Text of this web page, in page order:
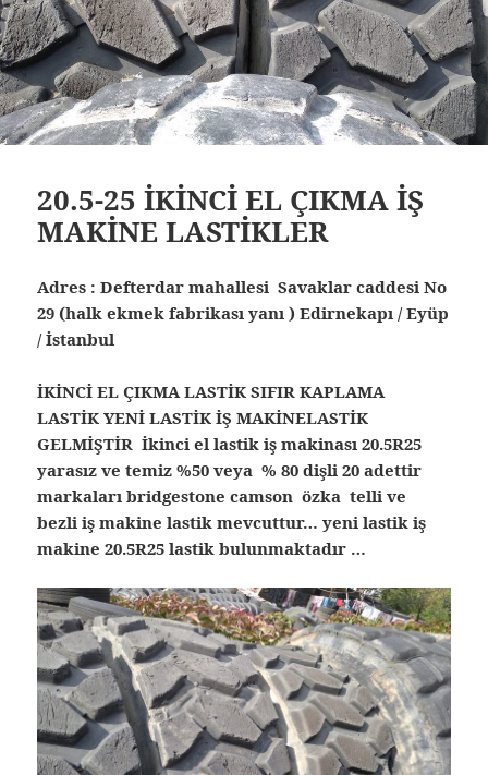
20.5-25 İKİNCİ EL ÇIKMA İŞ
MAKİNE LASTİKLER
Adres : Defterdar mahallesi Savaklar caddesi No
29 (halk ekmek fabrikası yanı ) Edirnekapı / Eyüp
/ İstanbul
İKİNCİ EL ÇIKMA LASTİK SIFIR KAPLAMA
LASTİK YENİ LASTİK İŞ MAKİNELASTİK
GELMİŞTİR İkinci el lastik iş makinası 20.5R25
yarasız ve temiz %50 veya % 80 dişli 20 adettir
markaları bridgestone camson özka telli ve
bezli iş makine lastik mevcuttur… yeni lastik iş
makine 20.5R25 lastik bulunmaktadır …